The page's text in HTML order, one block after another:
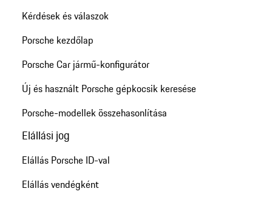
Kérdések és válaszok
Porsche kezdőlap
Porsche Car jármű-konfigurátor
Új és használt Porsche gépkocsik keresése
Porsche-modellek összehasonlítása
Elállási jog
Elállás Porsche ID-val
Elállás vendégként